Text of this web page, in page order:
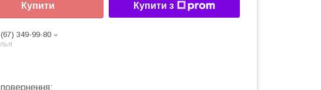
Купити Купити з
349-99-80